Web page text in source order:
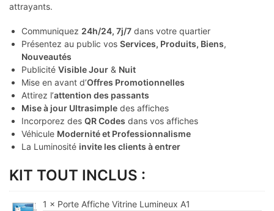
attrayants.
Communiquez 24h/24, 7j/7 dans votre quartier
Présentez au public vos Services, Produits, Biens,
Nouveautés
Publicité Visible Jour & Nuit
Mise en avant d’Offres Promotionnelles
Attirez l’attention des passants
Mise à jour Ultrasimple des affiches
Incorporez des QR Codes dans vos affiches
Véhicule Modernité et Professionnalisme
La Luminosité invite les clients à entrer
KIT TOUT INCLUS :
1 × Porte Affiche Vitrine Lumineux A1